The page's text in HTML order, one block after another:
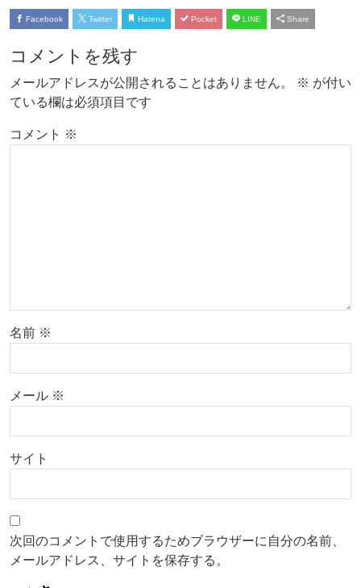
Facebook Twitter Hatena Pocket LINE Share
コメントを残す
メールアドレスが公開されることはありません。 ※ が付い
ている欄は必須項目です
コメント ※
名前 ※
メール ※
サイト
次回のコメントで使用するためブラウザーに自分の名前、
メールアドレス、サイトを保存する。